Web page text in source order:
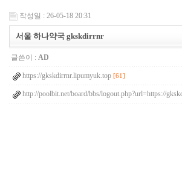
작성일 : 26-05-18 20:31
서울 하나약국 gkskdirrnr
글쓴이 : AD
https://gkskdirrnr.lipumyuk.top [61]
http://poolbit.net/board/bbs/logout.php?url=https://